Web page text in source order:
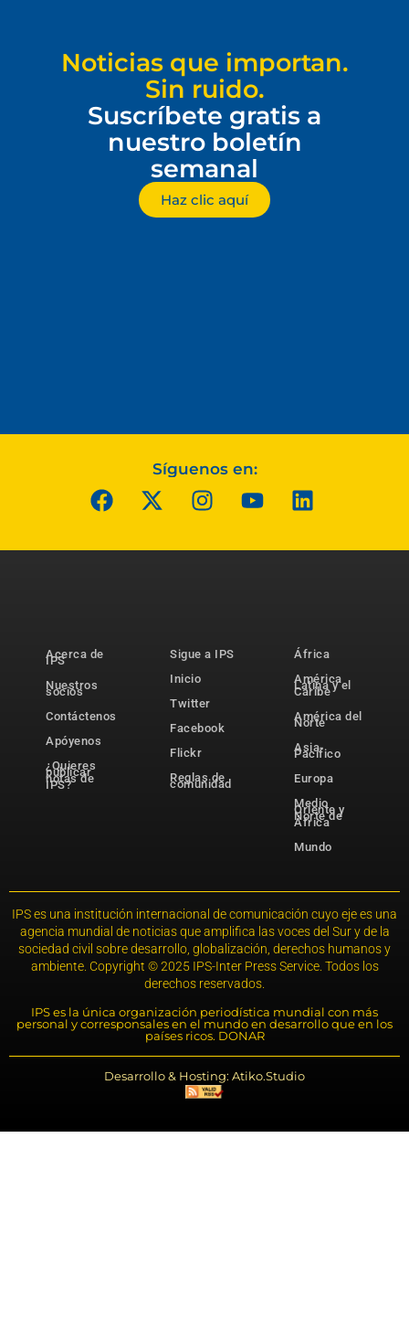
Noticias que importan.
Sin ruido.
Suscríbete gratis a
nuestro boletín
semanal
Haz clic aquí
Síguenos en:
Acerca de
IPS
Nuestros
socios
Contáctenos
Apóyenos
¿Quieres
publicar
notas de
IPS?
Sigue a IPS
Inicio
Twitter
Facebook
Flickr
Reglas de
comunidad
África
América
Latina y el
Caribe
América del
Norte
Asia-
Pacífico
Europa
Medio
Oriente y
Norte de
África
Mundo
IPS es una institución internacional de comunicación cuyo eje es una
agencia mundial de noticias que amplifica las voces del Sur y de la
sociedad civil sobre desarrollo, globalización, derechos humanos y
ambiente. Copyright © 2025 IPS-Inter Press Service. Todos los
derechos reservados.
IPS es la única organización periodística mundial con más
personal y corresponsales en el mundo en desarrollo que en los
países ricos. DONAR
Desarrollo & Hosting: Atiko.Studio